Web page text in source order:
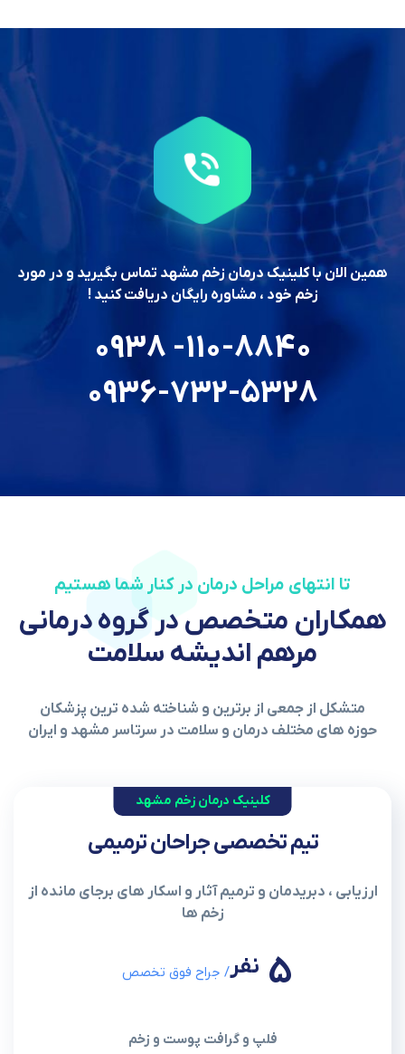
همین الان با کلینیک درمان زخم مشهد تماس بگیرید و در مورد
زخم خود ، مشاوره رایگان دریافت کنید !
110-8840- 0938
0936-732-5328
تا انتهای مراحل درمان در کنار شما هستیم
همکاران متخصص در گروه درمانی
مرهم اندیشه سلامت
متشکل از جمعی از برترین و شناخته شده ترین پزشکان
حوزه های مختلف درمان و سلامت در سرتاسر مشهد و ایران
کلینیک درمان زخم مشهد
تیم تخصصی جراحان ترمیمی
ارزیابی ، دبریدمان و ترمیم آثار و اسکار های برجای مانده از
زخم ها
نفر 5 / جراح فوق تخصص
فلپ و گرافت پوست و زخم